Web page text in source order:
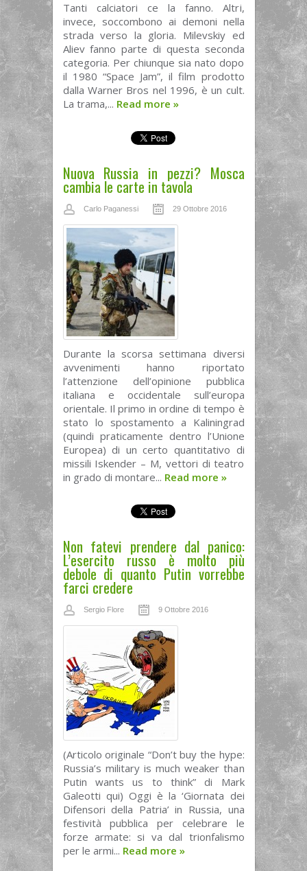
Tanti calciatori ce la fanno. Altri,
invece, soccombono ai demoni nella
strada verso la gloria. Milevskiy ed
Aliev fanno parte di questa seconda
categoria. Per chiunque sia nato dopo
il 1980 “Space Jam”, il film prodotto
dalla Warner Bros nel 1996, è un cult.
La trama,... Read more »
Nuova Russia in pezzi? Mosca
cambia le carte in tavola
Carlo Paganessi 29 Ottobre 2016
Durante la scorsa settimana diversi
avvenimenti hanno riportato
l’attenzione dell’opinione pubblica
italiana e occidentale sull’europa
orientale. Il primo in ordine di tempo è
stato lo spostamento a Kaliningrad
(quindi praticamente dentro l’Unione
Europea) di un certo quantitativo di
missili Iskender – M, vettori di teatro
in grado di montare... Read more »
Non fatevi prendere dal panico:
L’esercito russo è molto più
debole di quanto Putin vorrebbe
farci credere
Sergio Flore 9 Ottobre 2016
(Articolo originale “Don’t buy the hype:
Russia’s military is much weaker than
Putin wants us to think” di Mark
Galeotti qui) Oggi è la ‘Giornata dei
Difensori della Patria’ in Russia, una
festività pubblica per celebrare le
forze armate: si va dal trionfalismo
per le armi... Read more »